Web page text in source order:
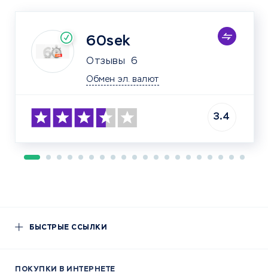
60sek
Отзывы 6
Обмен эл. валют
3.4
БЫСТРЫЕ ССЫЛКИ
ПОКУПКИ В ИНТЕРНЕТЕ